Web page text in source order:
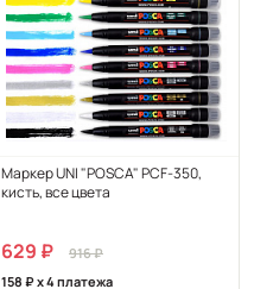
Маркер UNI "POSCA" PCF-350,
кисть, все цвета
629
916
158
x 4 платежа